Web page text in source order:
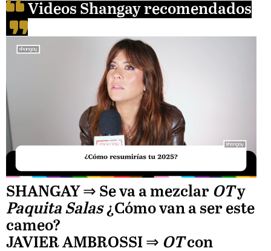
Videos Shangay recomendados
Loaded
SHANGAY ⇒ Se va a mezclar OTy
Paquita Salas¿Cómo van a ser este
cameo?
JAVIER AMBROSSI ⇒ OTcon